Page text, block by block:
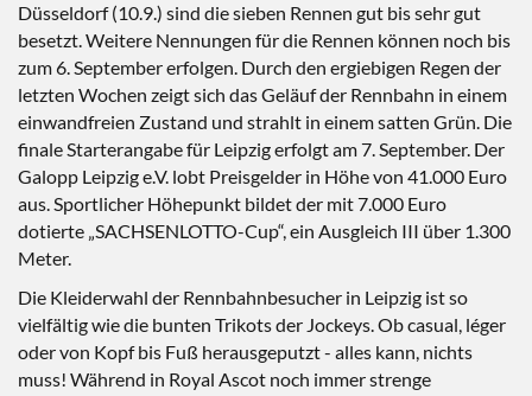
Düsseldorf (10.9.) sind die sieben Rennen gut bis sehr gut
besetzt. Weitere Nennungen für die Rennen können noch bis
zum 6. September erfolgen. Durch den ergiebigen Regen der
letzten Wochen zeigt sich das Geläuf der Rennbahn in einem
einwandfreien Zustand und strahlt in einem satten Grün. Die
finale Starterangabe für Leipzig erfolgt am 7. September. Der
Galopp Leipzig e.V. lobt Preisgelder in Höhe von 41.000 Euro
aus. Sportlicher Höhepunkt bildet der mit 7.000 Euro
dotierte „SACHSENLOTTO-Cup“, ein Ausgleich III über 1.300
Meter.
Die Kleiderwahl der Rennbahnbesucher in Leipzig ist so
vielfältig wie die bunten Trikots der Jockeys. Ob casual, léger
oder von Kopf bis Fuß herausgeputzt - alles kann, nichts
muss! Während in Royal Ascot noch immer strenge